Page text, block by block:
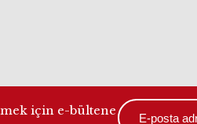
için e-bültene